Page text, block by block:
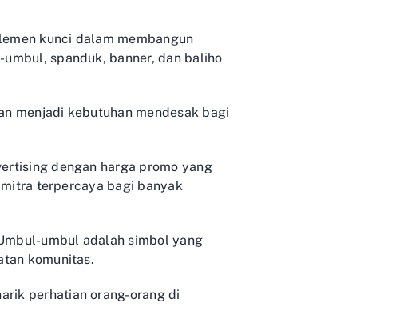
kunci dalam membangun
spanduk, banner, dan baliho
menjadi kebutuhan mendesak bagi
dengan harga promo yang
terpercaya bagi banyak
umbul adalah simbol yang
komunitas.
perhatian orang-orang di